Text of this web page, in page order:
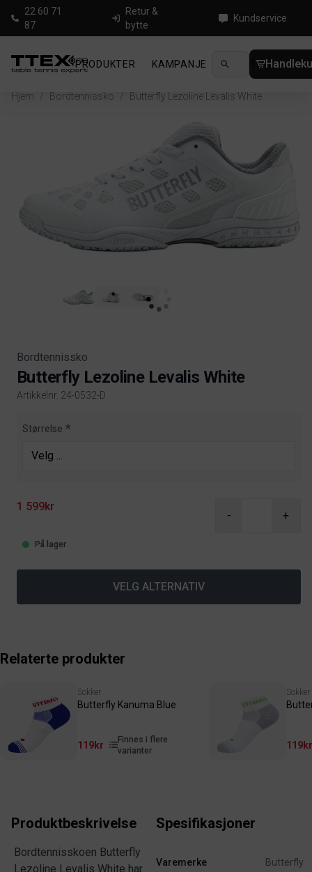
22 60 71
87
Retur &
bytte
Kundservice
PRODUKTER KAMPANJE NYHETER
Hjem / Bordtennissko / Butterfly Lezoline Levalis White
Bordtennissko
Butterfly Lezoline Levalis White
Artikkelnr. 24-0532-D
Product information
Størrelse
1 599kr
- +
På lager
VELG ALTERNATIV
Relaterte produkter
Sokker
Butterfly Kanuma Blue
119kr
Finnes i flere
varianter
Sokker
Produktbeskrivelse
Bordtennisskoen Butterfly
Lezoline Levalis White har
Spesifikasjoner
Varemerke Butterfly